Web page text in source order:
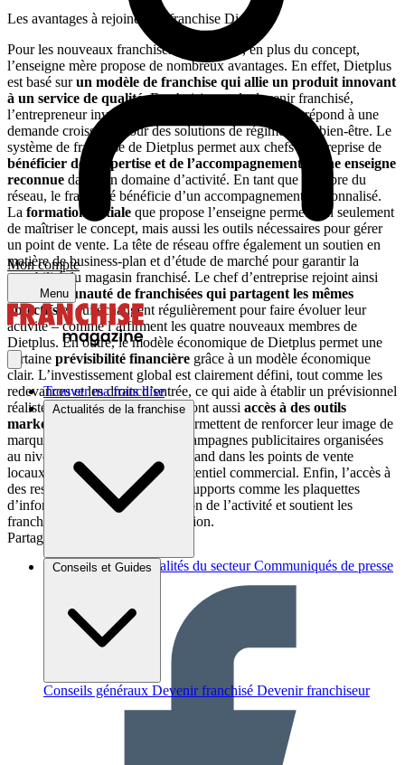
Mon compte
Menu
Trouver ma franchise
Actualités de la franchise
Brèves et actus Actualités du secteur Communiqués de presse
Conseils et Guides
Conseils généraux Devenir franchisé Devenir franchiseur
Les avantages à rejoindre la franchise Dietplus
Pour les nouveaux franchisés de Dietplus, en plus du concept,
l’enseigne mère propose de nombreux avantages. En effet, Dietplus
est basé surun modèle de franchise qui allie un produit innovant
à un service de qualité. En choisissant de devenir franchisé,
l’entrepreneur investit dans un nouveau concept qui répond à une
demande croissante pour des solutions de régime et de bien-être. Le
système de franchise de Dietplus permet aux chefs d’entreprise de
bénéficier de l’expertise et de l’accompagnement d’une enseigne
reconnue dans son domaine d’activité. En tant que membre du
réseau, le franchisé bénéficie d’un accompagnement personnalisé.
La formation initiale que propose l’enseigne permet non seulement
de maîtriser le concept, mais aussi les outils nécessaires pour gérer
un point de vente. La tête de réseau offre également un soutien en
matière de business-plan et d’étude de marché pour garantir la
rentabilité du magasin franchisé. Le chef d’entreprise rejoint ainsi
une communauté de franchisées qui partagent les mêmes
objectifs et qui échangent régulièrement pour faire évoluer leur
activité – comme l’affirment les quatre nouveaux membres de
Dietplus. En outre, le modèle économique de Dietplus permet une
certaine prévisibilité financière grâce à un modèle économique
clair. L’investissement global est clairement défini, tout comme les
redevances et les droits d’entrée, ce qui aide à établir un prévisionnel
réaliste. Les franchisés Dietplus ont aussi accès à des outils
marketing puissants
qui leur permettent de renforcer leur image de
marque au sein du réseau. Des campagnes publicitaires organisées
au niveau national attirent le chaland dans les points de vente
locaux, augmentant ainsi leur potentiel commercial. Enfin, l’accès à
des ressources en ligne et à des supports comme les plaquettes
d’information facilite la promotion de l’activité et soutient les
franchisés dans leur communication.
Partager sur :